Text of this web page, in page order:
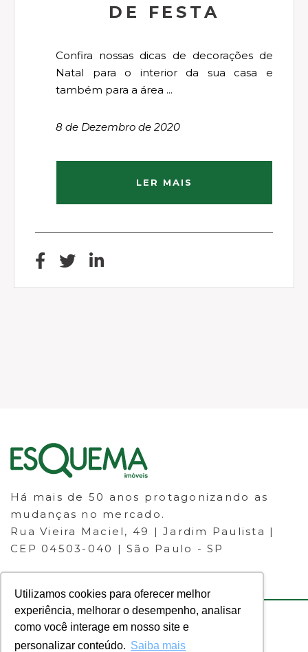
Utilizamos cookies para oferecer melhor
experiência, melhorar o desempenho, analisar
como você interage em nosso site e
personalizar conteúdo. Saiba mais
DE FESTA
Confira nossas dicas de decorações de
Natal para o interior da sua casa e
também para a área ...
8 de Dezembro de 2020
LER MAIS
Há mais de 50 anos protagonizando as
mudanças no mercado.
Rua Vieira Maciel, 49 | Jardim Paulista |
CEP 04503-040 | São Paulo - SP
© 2023 ESQUEMA IMÓVEIS - CRECI